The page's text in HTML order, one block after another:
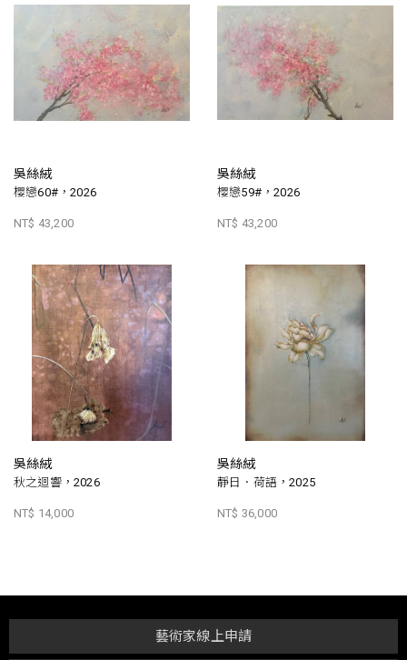
吳絲絨
櫻戀60#，2026
NT$ 43,200
吳絲絨
櫻戀59#，2026
NT$ 43,200
吳絲絨
秋之迴響，2026
NT$ 14,000
吳絲絨
靜日．荷語，2025
NT$ 36,000
藝術家線上申請